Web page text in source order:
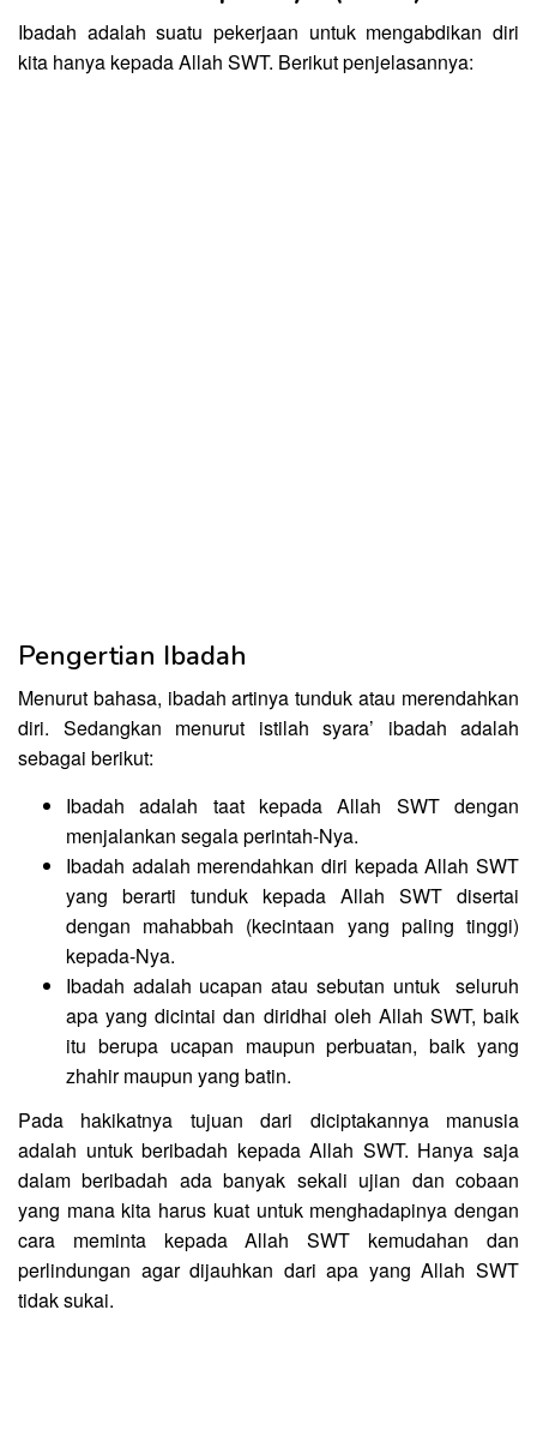
Ibadah adalah suatu pekerjaan untuk mengabdikan diri
kita hanya kepada Allah SWT. Berikut penjelasannya:
Pengertian Ibadah
Menurut bahasa, ibadah artinya tunduk atau merendahkan
diri. Sedangkan menurut istilah syara’ ibadah adalah
sebagai berikut:
Ibadah adalah taat kepada Allah SWT dengan
menjalankan segala perintah-Nya.
Ibadah adalah merendahkan diri kepada Allah SWT
yang berarti tunduk kepada Allah SWT disertai
dengan mahabbah (kecintaan yang paling tinggi)
kepada-Nya.
Ibadah adalah ucapan atau sebutan untuk seluruh
apa yang dicintai dan diridhai oleh Allah SWT, baik
itu berupa ucapan maupun perbuatan, baik yang
zhahir maupun yang batin.
Pada hakikatnya tujuan dari diciptakannya manusia
adalah untuk beribadah kepada Allah SWT. Hanya saja
dalam beribadah ada banyak sekali ujian dan cobaan
yang mana kita harus kuat untuk menghadapinya dengan
cara meminta kepada Allah SWT kemudahan dan
perlindungan agar dijauhkan dari apa yang Allah SWT
tidak sukai.